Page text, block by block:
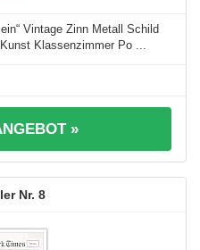
Vintage Zinn Metall Schild
Klassenzimmer Po ...
»
8